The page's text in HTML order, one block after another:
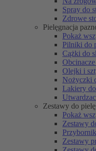
Spray do
Zdrowe
Pielęgnacja
Pokaż
Pilniki do
Cążki do
Olejki i
Nożyczki
Lakiery
Zestawy do
Pokaż
Zestawy
Zestawy